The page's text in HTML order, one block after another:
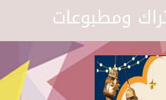
ومطبوعات